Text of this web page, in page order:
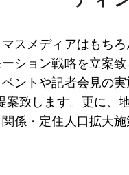
スメディアはもち
ション戦略を立案
ントや記者会見の
致します。更に、
係・定住人口拡大